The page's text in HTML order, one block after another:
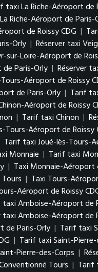
taxi La Riche-Aéroport de
Riche-Aéroport de Paris-
de Roissy CDG |
Orly | Réserver taxi
sur-Loire-Aéroport de
Paris-Orly | Réserver
Aéroport de Roissy
de Paris-Orly | Tarif
Aéroport de Roissy
| Tarif taxi Chinon |
Tours-Aéroport de Roissy
Tarif taxi Joué-lès-Tours-
Monnaie | Tarif taxi
| Taxi Monnaie-Aéroport
| Taxi Tours-
Aéroport de Roissy
taxi Amboise-Aéroport de
taxi Amboise-Aéroport de
de Paris-Orly | Tarif taxi
| Tarif taxi Saint-
Pierre-des-Corps |
Tours | Tarif